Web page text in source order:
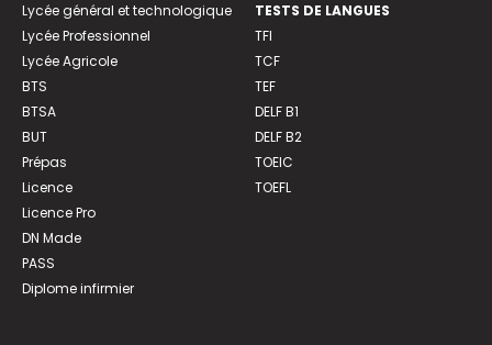
Lycée général et technologique
Lycée Professionnel
Lycée Agricole
BTS
BTSA
BUT
Prépas
Licence
Licence Pro
DN Made
PASS
Diplome infirmier
TESTS DE LANGUES
TFI
TCF
TEF
DELF B1
DELF B2
TOEIC
TOEFL